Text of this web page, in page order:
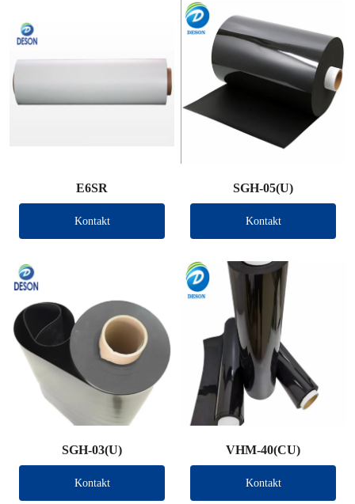
E6SR
Kontakt
SGH-05(U)
Kontakt
SGH-03(U)
Kontakt
VHM-40(CU)
Kontakt